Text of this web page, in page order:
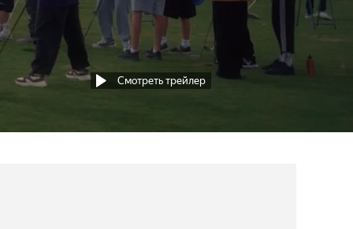
Смотреть трейлер